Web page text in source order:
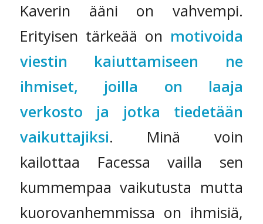
Kaverin ääni on vahvempi.
Erityisen tärkeää on motivoida
viestin kaiuttamiseen ne
ihmiset, joilla on laaja
verkosto ja jotka tiedetään
vaikuttajiksi. Minä voin
kailottaa Facessa vailla sen
kummempaa vaikutusta mutta
kuorovanhemmissa on ihmisiä,